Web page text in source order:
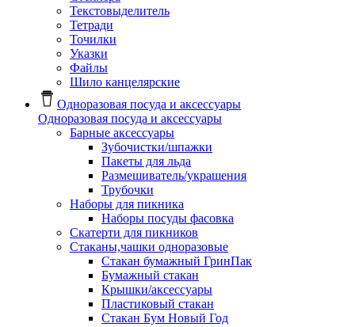
Текстовыделитель
Тетради
Точилки
Указки
Файлы
Шило канцелярские
Одноразовая посуда и аксессуары
Одноразовая посуда и аксессуары
Барные аксессуары
Зубочистки/шпажки
Пакеты для льда
Размешиватель/украшения
Трубочки
Наборы для пикника
Наборы посуды фасовка
Скатерти для пикников
Стаканы,чашки одноразовые
Cтакан бумажный ГринПак
Бумажный стакан
Крышки/аксессуары
Пластиковый стакан
Стакан Бум Новый Год